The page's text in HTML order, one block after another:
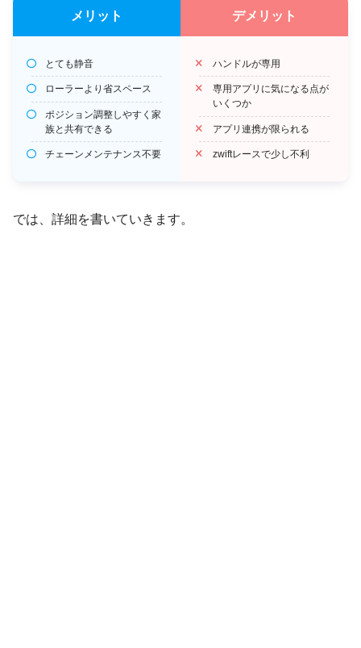
メリット
とても静音
ローラーより省スペース
ポジション調整しやすく家
族と共有できる
チェーンメンテナンス不要
デメリット
ハンドルが専用
専用アプリに気になる点が
いくつか
アプリ連携が限られる
zwiftレースで少し不利
では、詳細を書いていきます。